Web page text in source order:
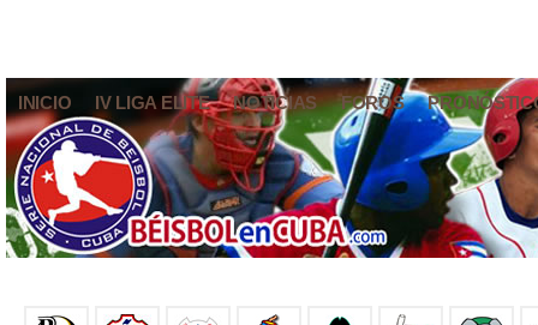
INICIO IV LIGA ELITE NOTICIAS FOROS